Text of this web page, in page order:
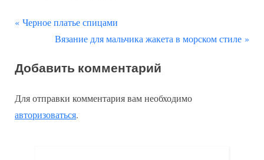
Навигация
записям
П
д
д
у
Черное платье спицами
С
е
у
ю
Вязание для мальчика жакета в морском стиле
Добавить комментарий
Для отправки комментария вам необходимо
авторизоваться.